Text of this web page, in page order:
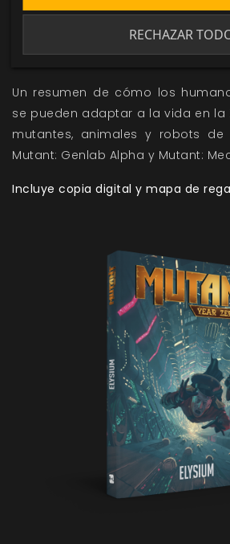
reglas que permiten a los
Un resumen de cómo los
se pueden adaptar a la vida en la
mutantes, animales y robots de
Mutant: Genlab Alpha y Mutant:
Incluye copia digital y mapa de
RECHAZAR